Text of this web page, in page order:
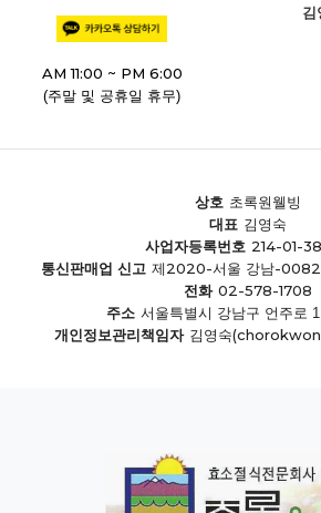
AM 11:00 ~ PM 6:00
(주말 및 공휴일 휴무)
김
상호 초록원웰빙
대표 김영숙
사업자등록번호 214-01-
통신판매업 신고 제2020-서울 강남-
전화 02-578-1708
주소 서울특별시 강남구 언주로
개인정보관리책임자 김영숙